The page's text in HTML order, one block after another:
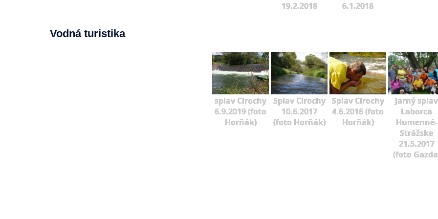
19.2.2018
6.1.2018
Vodná turistika
splav Cirochy
6.9.2019 (foto
Horňák)
Splav Cirochy
10.6.2017
(foto Horňák)
Splav Cirochy
4.6.2016 (foto
Horňák)
Jarný splav
Laborca
Humenné-
Strážske
21.5.2017
(foto